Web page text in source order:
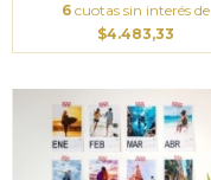
6 cuotas sin interés de
$4.483,33